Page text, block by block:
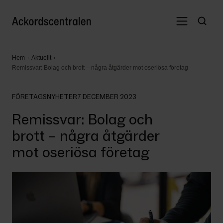
Hem
Aktuellt
Remissvar: Bolag och brott – några åtgärder mot oseriösa företag
FÖRETAGSNYHETER7 DECEMBER 2023
Remissvar: Bolag och
brott – några åtgärder
mot oseriösa företag